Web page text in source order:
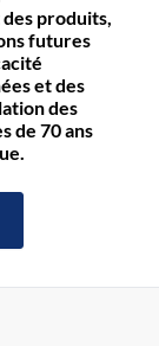
produits,
futures
et des
des
de 70 ans